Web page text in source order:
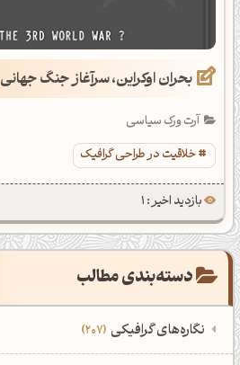
بحران اوکراین، سرآغاز جنگ جهانی
آرت ورک سیاسی
خلاقیت در طراحی گرافیک
بازدید اخیر : 1
دسته‌بندی مطالب
نگاره‌های گرافیکی 207